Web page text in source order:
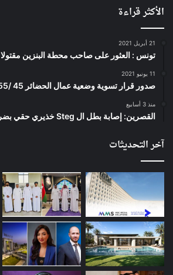
الأكثر قراءة
21 أبريل 2021
تونس : العثور على صاحب محطة البنزين مقتولا
11 يونيو 2021
صدور قرار تسوية وضعية عمال الحضائر 45 /55 بالرائد الرسمي.
منذ 3 أسابيع
القصرين: إصابة بطل ال Steg خذيري حقي بضربة شمس
آخر التحديثات